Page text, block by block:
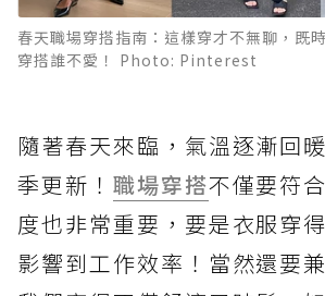
春天職場穿搭指南：這樣穿才不無聊，既
穿搭誰不愛！ Photo: Pinterest
隨著春天來臨，氣溫逐漸回
季更新！ 職場穿搭不僅要符
度也非常重要，要是衣服穿
影響到工作效率！當然還要